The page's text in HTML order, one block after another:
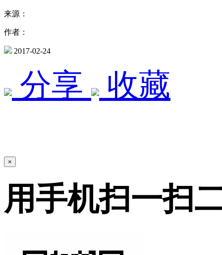
来源：
作者：
2017-02-24
分享 收藏
×
用手机扫一扫